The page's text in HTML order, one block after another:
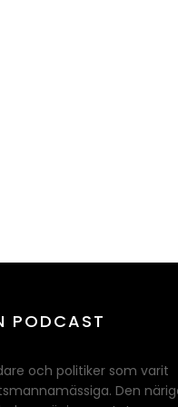
PODCAST
och politiker som varit
Den